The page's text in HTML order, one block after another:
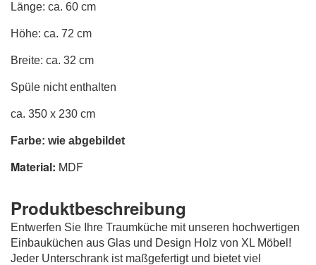
Länge: ca. 60 cm
Höhe: ca. 72 cm
Breite: ca. 32 cm
Spüle nicht enthalten
ca. 350 x 230 cm
Farbe: wie abgebildet
Material: MDF
Produktbeschreibung
Entwerfen Sie Ihre Traumküche mit unseren hochwertigen
Einbauküchen aus Glas und Design Holz von XL Möbel!
Jeder Unterschrank ist maßgefertigt und bietet viel